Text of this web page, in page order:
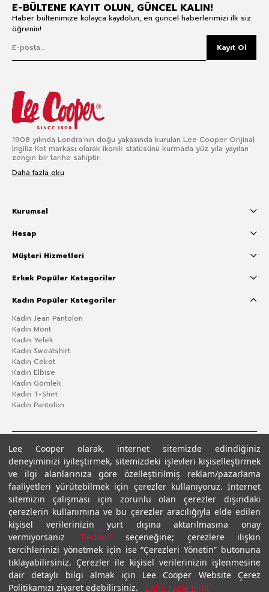
Lee Cooper olarak, internet sitemizde edindiğiniz
deneyiminizi iyileştirmek, sitemizdeki işlevleri kişiselleştirmek
ve ilgi alanlarınıza göre özelleştirilmiş reklam/pazarlama
faaliyetleri yürütebilmek için çerezler kullanıyoruz. İnternet
sitemizin çalışması için zorunlu olan çerezler dışındaki
çerezlerin kullanımına ve bu çerezler aracılığıyla elde edilen
kişisel verilerinizin yurt dışına aktarılmasına onay
vermiyorsanız “Reddet”seçeneğine; çerezlere ilişkin
tercihlerinizi yönetmek için ise “Çerezleri Yönetin” butonuna
tıklayabilirsiniz. Çerezler ile kişisel verilerinizin işlenmesine
dair detaylı bilgi almak için Lee Cooper Website Çerez
Politikamızı ziyaret edebilirsiniz.
Daha Fazla Bilgi
E-BÜLTENE KAYIT OLUN, GÜNCEL KALIN!
Haber bültenimize kolayca kaydolun, en güncel haberlerimizi ilk siz
öğrenin!
Kayıt Ol
1908 yılında Londra’nın doğu yakasında kurulan Lee Cooper Orijinal
İngiliz Kot markası olarak ikonik statüsünü kurmada yüz yıla yayılan
zengin bir tarihe sahiptir.
Daha fazla oku
Kurumsal
Hesap
Müşteri Hizmetleri
Erkek Popüler Kategoriler
Kadın Popüler Kategoriler
Kadın Jean Pantolon
Kadın Mont
Kadın Yelek
Kadın Sweatshirt
Kadın Ceket
Kadın Elbise
Kadın Gömlek
Kadın T-Shirt
Kadın Pantolon
Gizlilik PolitikasıÇerez Politikası KVKK Aydınlatma MetniŞartlar ve Koşullar
© 2026 Leecooper - Tüm Hakları Saklıdır.